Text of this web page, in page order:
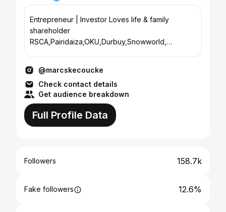
Entrepreneur | Investor Loves life & family
shareholder
RSCA,Pairidaiza,OKU,Durbuy,Snowworld,
@marcskecoucke
Check contact details
Get audience breakdown
Full Profile Data
Followers 158.7k
Fake followers 12.6%